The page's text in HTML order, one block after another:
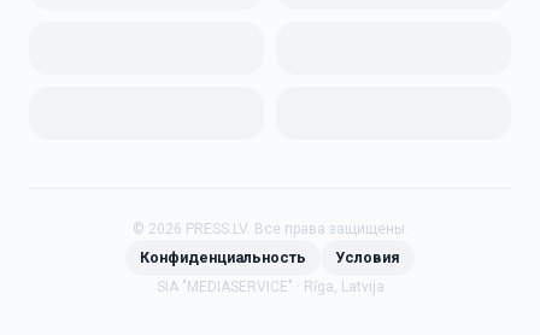
© 2026 PRESS.LV. Все права защищены.
Конфиденциальность Условия
SIA "MEDIASERVICE" · Rīga, Latvija